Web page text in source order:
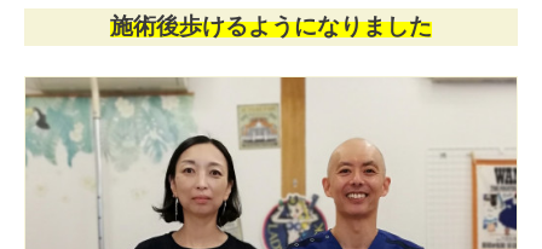
施術後歩けるようになりました